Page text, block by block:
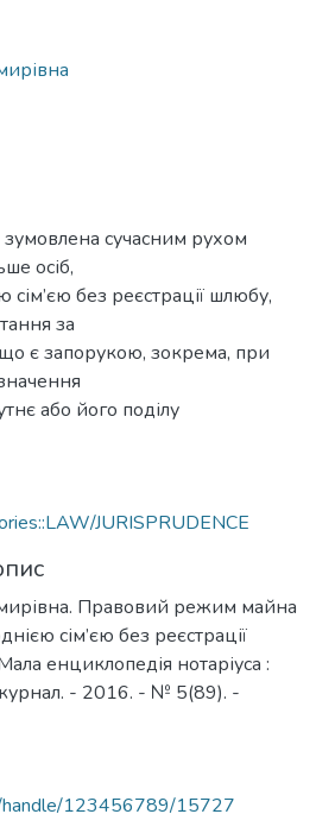
зумовлена сучасним рухом
осіб,
без реєстрації шлюбу,
за
є запорукою, зокрема, при
або його поділу
JURISPRUDENCE
Правовий режим майна
сім’єю без реєстрації
енциклопедія нотаріуса :
- 2016. - № 5(89). -
handle/123456789/15727